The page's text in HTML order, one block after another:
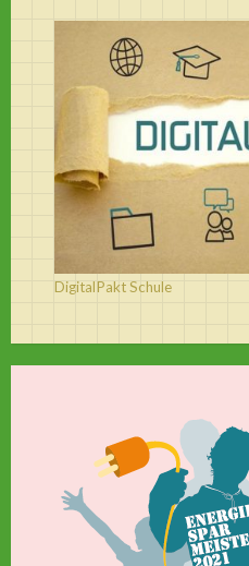
DigitalPakt Schule